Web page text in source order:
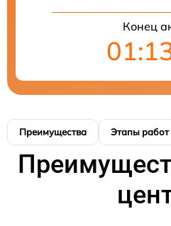
Конец
Преимущества Этапы работ